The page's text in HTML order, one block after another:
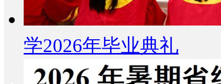
学2026年毕业典礼